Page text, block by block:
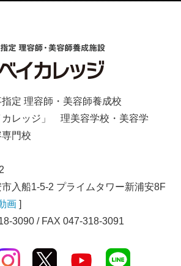
定 理容師・美容師養成校
カレッジ」 理美容学校・美容学
門校
入船1-5-2 プライムタワー新浦安8F
画 ]
3090 / FAX 047-318-3091